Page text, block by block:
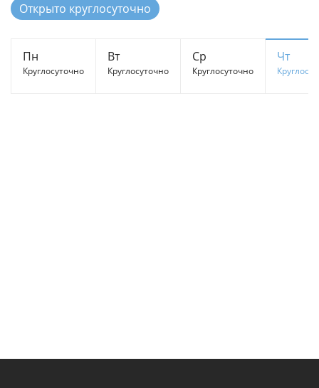
Открыто круглосуточно
Пн
Круглосуточно
Вт
Круглосуточно
Ср
Круглосуточно
Чт